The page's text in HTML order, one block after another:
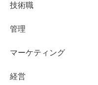
技術職
管理
マーケティング
経営